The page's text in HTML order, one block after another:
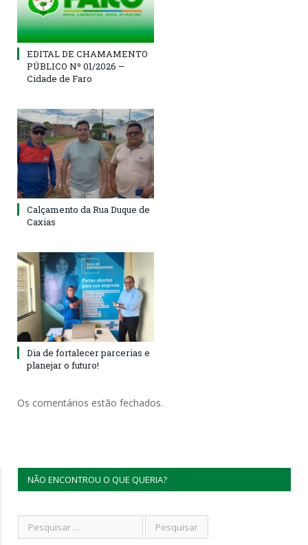
EDITAL DE CHAMAMENTO
PÚBLICO Nº 01/2026 –
Cidade de Faro
Calçamento da Rua Duque de
Caxias
Dia de fortalecer parcerias e
planejar o futuro!
Os comentários estão fechados.
NÃO ENCONTROU O QUE QUERIA?